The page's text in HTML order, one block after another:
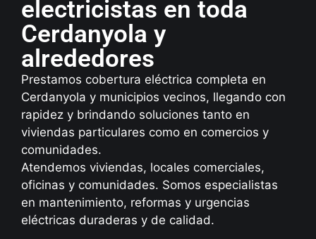
electricistas en toda
Cerdanyola y
alrededores
Prestamos cobertura eléctrica completa en
Cerdanyola y municipios vecinos, llegando con
rapidez y brindando soluciones tanto en
viviendas particulares como en comercios y
comunidades.
Atendemos viviendas, locales comerciales,
oficinas y comunidades. Somos especialistas
en mantenimiento, reformas y urgencias
eléctricas duraderas y de calidad.